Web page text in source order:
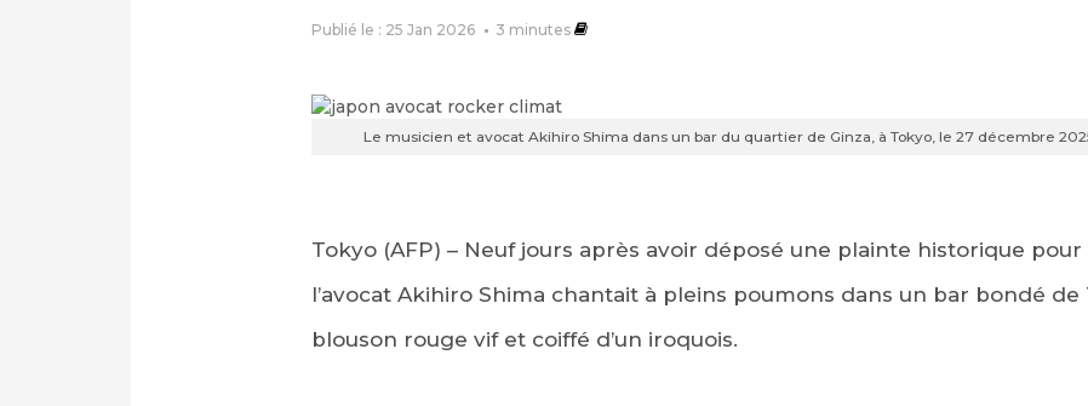
Publié le : 25 Jan 2026 3 minutes
Le musicien et avocat Akihiro Shima dans un bar du quartier de Ginza, à Tokyo, le 27 décembre
Tokyo (AFP) – Neuf jours après avoir déposé une plainte historique
l’avocat Akihiro Shima chantait à pleins poumons dans un bar bondé de
blouson rouge vif et coiffé d’un iroquois.